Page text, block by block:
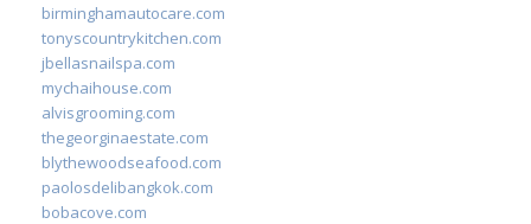
birminghamautocare.com
tonyscountrykitchen.com
jbellasnailspa.com
mychaihouse.com
alvisgrooming.com
thegeorginaestate.com
blythewoodseafood.com
paolosdelibangkok.com
bobacove.com